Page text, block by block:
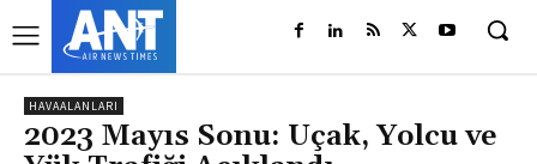
HAVAALANLARI
2023 Mayıs Sonu: Uçak, Yolcu ve